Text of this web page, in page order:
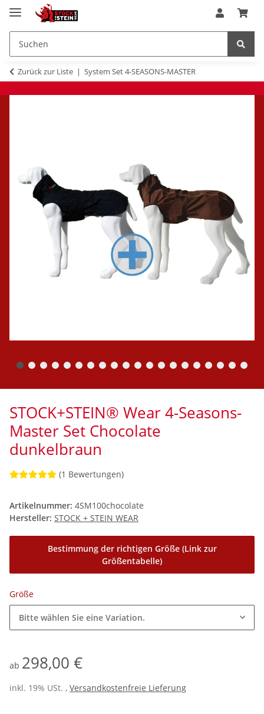
Zurück zur Liste System Set 4-SEASONS-MASTER
STOCK+STEIN® Wear 4-Seasons-
Master Set Chocolate
dunkelbraun
(1 Bewertungen)
Artikelnummer: 4SM100chocolate
Hersteller: STOCK + STEIN WEAR
Bestimmung der richtigen Größe (Link zur
Größentabelle)
Größe
Bitte wählen Sie eine Variation.
ab 298,00 €
inkl. 19% USt. , Versandkostenfreie Lieferung